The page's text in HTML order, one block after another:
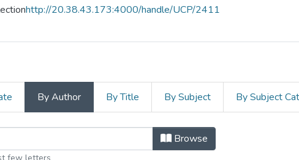
http://20.38.43.173:4000/handle/UCP/2411
By Author By Title By Subject By Subject
Browse